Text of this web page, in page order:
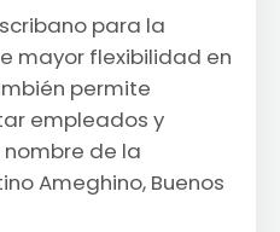
para la
mayor flexibilidad en
permite
empleados y
de la
Ameghino, Buenos